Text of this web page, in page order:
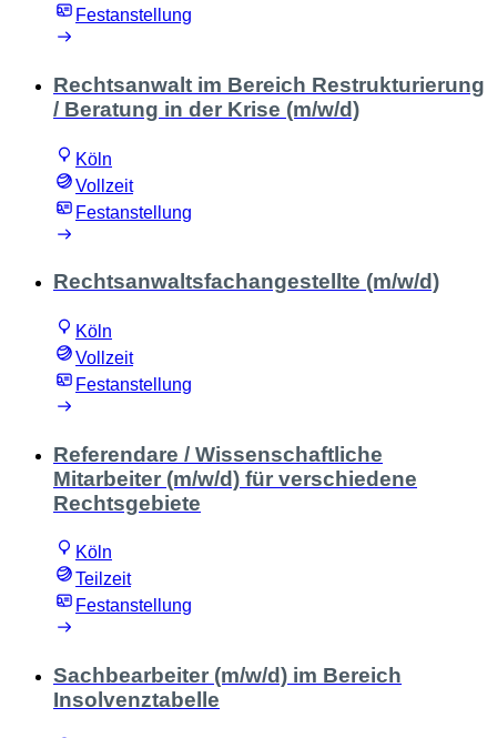
Festanstellung
Rechtsanwalt im Bereich Restrukturierung
/ Beratung in der Krise (m/w/d)
Köln
Vollzeit
Festanstellung
Rechtsanwaltsfachangestellte (m/w/d)
Köln
Vollzeit
Festanstellung
Referendare / Wissenschaftliche
Mitarbeiter (m/w/d) für verschiedene
Rechtsgebiete
Köln
Teilzeit
Festanstellung
Sachbearbeiter (m/w/d) im Bereich
Insolvenztabelle